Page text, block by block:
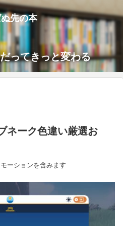
先の本
ってきっと変わる
ネーク色違い厳選お
ーションを含みます